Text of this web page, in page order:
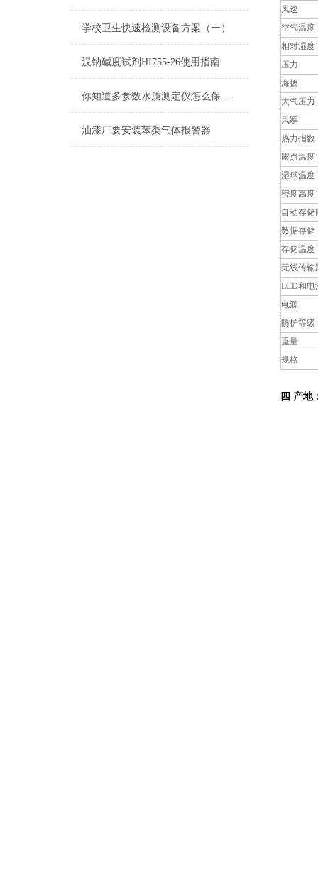
学校卫生快速检测设备方案（一）
汉钠碱度试剂HI755-26使用指南
你知道多参数水质测定仪怎么保养吗？
油漆厂要安装苯类气体报警器
风速
空气温度
相对湿度
压力
海拔
大气压力
风寒
热力指数
露点温度
湿球温度
密度高度
自动存储
数据存储
存储温度
无线传输
LCD和电
电源
防护等级
重量
规格
四 产地